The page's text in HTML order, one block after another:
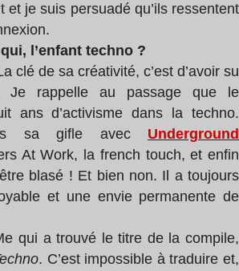
et je suis persuadé qu’ils ressentent
l’enfant techno ?
clé de sa créativité, c’est d’avoir su
Je rappelle au passage que le
ans d’activisme dans la techno.
sa gifle avec Underground
At Work, la french touch, et enfin
blasé ! Et bien non. Il a toujours
et une envie permanente de
qui a trouvé le titre de la compile,
. C’est impossible à traduire et,